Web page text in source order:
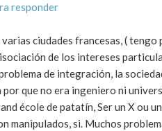
responder
ciudades francesas, (
de los intereses
de integración, la
que no era ingeniero ni
école de patatín, Ser un X ou
manipulados, si. Muchos